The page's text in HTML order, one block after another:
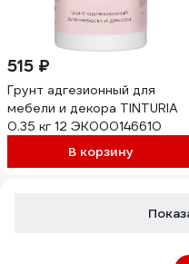
515 ₽
Грунт адгезионный для
мебели и декора TINTURIA
0.35 кг 12 ЭК000146610
В корзину